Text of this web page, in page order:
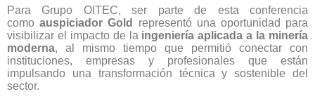
Para Grupo OITEC, ser parte de esta conferencia
comoauspiciador Gold
representó una oportunidad para
visibilizar el impacto de la ingeniería aplicada a la minería
moderna, al mismo tiempo que permitió conectar con
instituciones, empresas y profesionales que están
impulsando una transformación técnica y sostenible del
sector.